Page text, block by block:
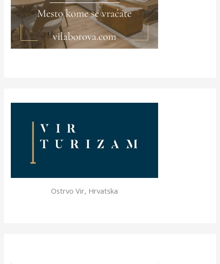
Ostrvo Vir, Hrvatska